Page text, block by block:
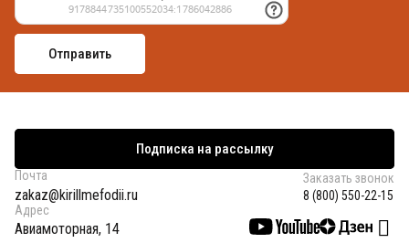
Подписка на рассылку
Почта
zakaz@kirillmefodii.ru
Заказать звонок
8 (800) 550-22-15
Адрес
Авиамоторная, 14